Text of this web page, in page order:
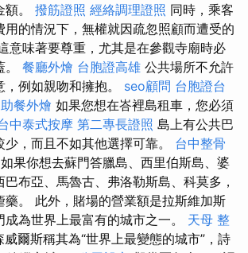
。 撥筋證照 經絡調理證照 同時，乘客
用的情況下，無權就因疏忽照顧而遭受的
意味著要尊重，尤其是在參觀寺廟時必
餐廳外燴 台胞證高雄 公共場所不允許
例如親吻和擁抱。 seo顧問 台胞證台
餐外燴 如果您想在峇裡島租車，您必須
中泰式按摩 第二專長證照 島上有公共巴
，而且不如其他選擇可靠。 台中整骨
如果你想去蘇門答臘島、西里伯斯島、婆
布亞、馬魯古、弗洛勒斯島、科莫多，
藥。 此外，賭場的營業額是拉斯維加斯
為世界上最富有的城市之一。 天母 整
威爾斯稱其為“世界上最變態的城市”，詩